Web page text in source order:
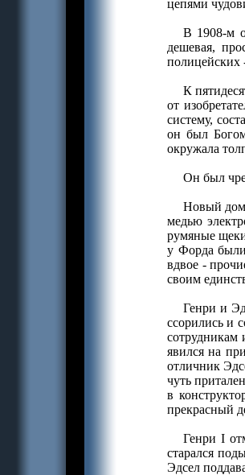
цепями
В 1908-м
дешевая,
полицейских
К
от
систему,
он был
окружала
Он был
Новый дом
медью
румяные
у Форда
вдвое -
своим
Генри и
ссорились и
сотрудникам
явился на
отличник
чуть
в
прекрасный
Генри I
старался
Эдсел